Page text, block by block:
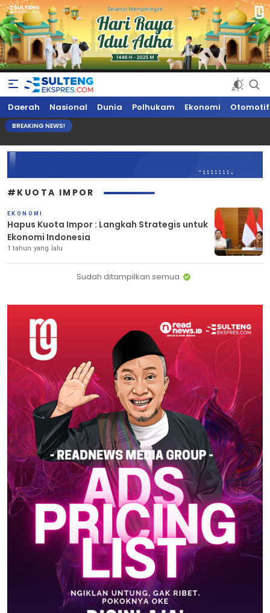
Sultengekspres.com
Berita Seputar Sulteng Hari Ini, Update Terkini, Suaranya Rakyat
Sulteng
Daerah Nasional Dunia Polhukam Ekonomi Otomotif
BREAKING NEWS!
#KUOTA IMPOR
EKONOMI
Hapus Kuota Impor : Langkah Strategis untuk
Ekonomi Indonesia
1 tahun yang lalu
Sudah ditampilkan semua